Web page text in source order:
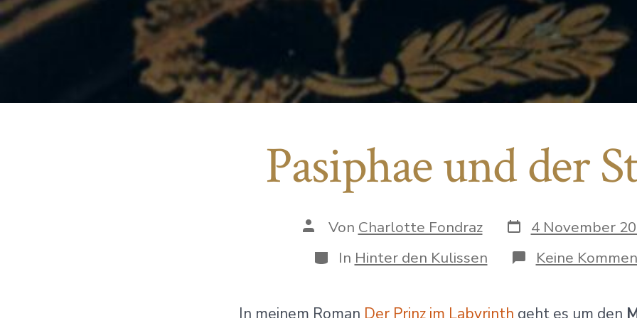
Pasiphae und der
Autor
Beitrags
Von Charlotte Fondraz Datum
des
Beitrags
4 November
Kategorien
In Hinter den Kulissen Keine
In meinem Roman Der Prinz im Labyrinth geht es um den